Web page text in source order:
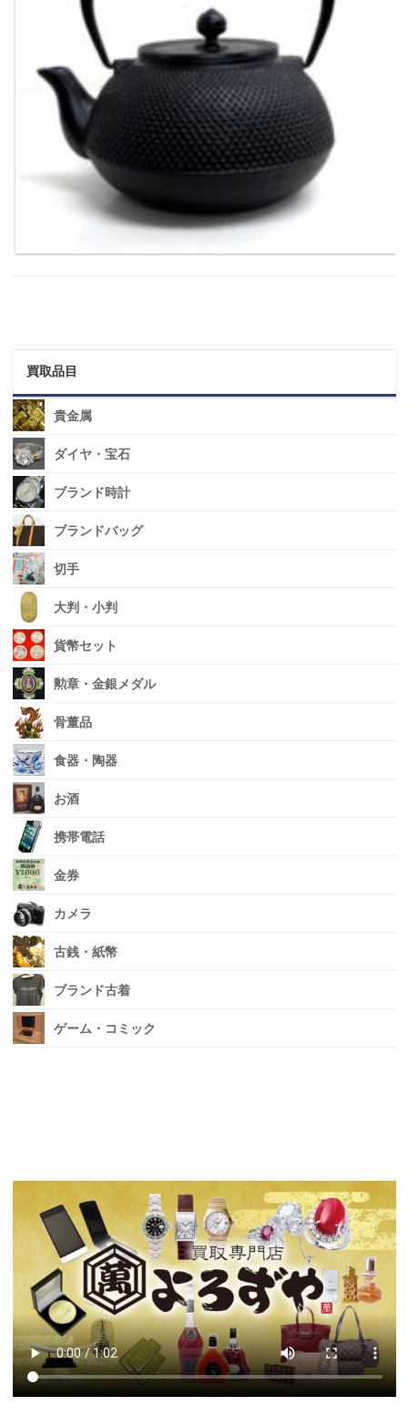
買取品目
貴金属
ダイヤ・宝石
ブランド時計
ブランドバッグ
切手
大判・小判
貨幣セット
勲章・金銀メダル
骨董品
食器・陶器
お酒
携帯電話
金券
カメラ
古銭・紙幣
ブランド古着
ゲーム・コミック